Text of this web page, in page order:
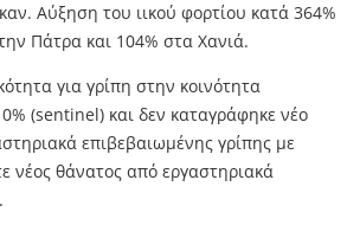
Αύξηση του ιικού φορτίου κατά 364%
Πάτρα και 104% στα Χανιά.
για γρίπη στην κοινότητα
(sentinel) και δεν καταγράφηκε νέο
επιβεβαιωμένης γρίπης με
νέος θάνατος από εργαστηριακά